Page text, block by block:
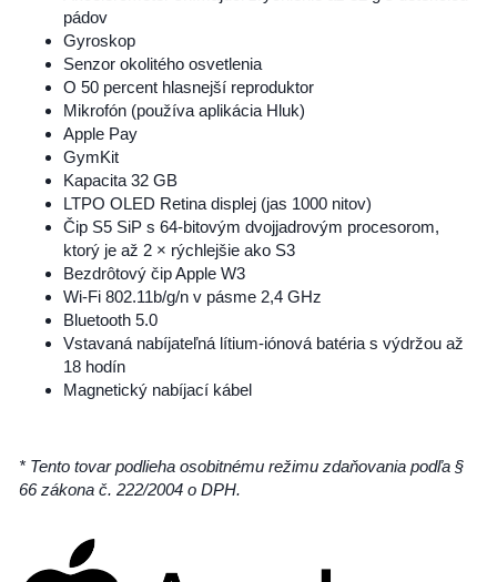
pádov
Gyroskop
Senzor okolitého osvetlenia
O 50 percent hlasnejší reproduktor
Mikrofón (používa aplikácia Hluk)
Apple Pay
GymKit
Kapacita 32 GB
LTPO OLED Retina displej (jas 1000 nitov)
Čip S5 SiP s 64-bitovým dvojjadrovým procesorom,
ktorý je až 2 × rýchlejšie ako S3
Bezdrôtový čip Apple W3
Wi-Fi 802.11b/g/n v pásme 2,4 GHz
Bluetooth 5.0
Vstavaná nabíjateľná lítium-iónová batéria s výdržou až
18 hodín
Magnetický nabíjací kábel
* Tento tovar podlieha osobitnému režimu zdaňovania podľa §
66 zákona č. 222/2004 o DPH.